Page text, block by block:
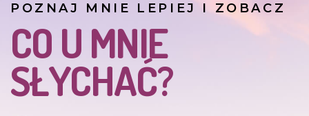
POZNAJ MNIE LEPIEJ I ZOBACZ
CO U MNIE
SŁYCHAĆ?